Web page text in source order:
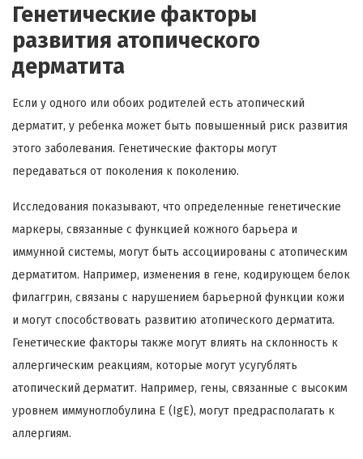
Генетические факторы
развития атопического
дерматита
Если у одного или обоих родителей есть атопический
дерматит, у ребенка может быть повышенный риск развития
этого заболевания. Генетические факторы могут
передаваться от поколения к поколению.
Исследования показывают, что определенные генетические
маркеры, связанные с функцией кожного барьера и
иммунной системы, могут быть ассоциированы с атопическим
дерматитом. Например, изменения в гене, кодирующем белок
филаггрин, связаны с нарушением барьерной функции кожи
и могут способствовать развитию атопического дерматита.
Генетические факторы также могут влиять на склонность к
аллергическим реакциям, которые могут усугублять
атопический дерматит. Например, гены, связанные с высоким
уровнем иммуноглобулина E (IgE), могут предрасполагать к
аллергиям.